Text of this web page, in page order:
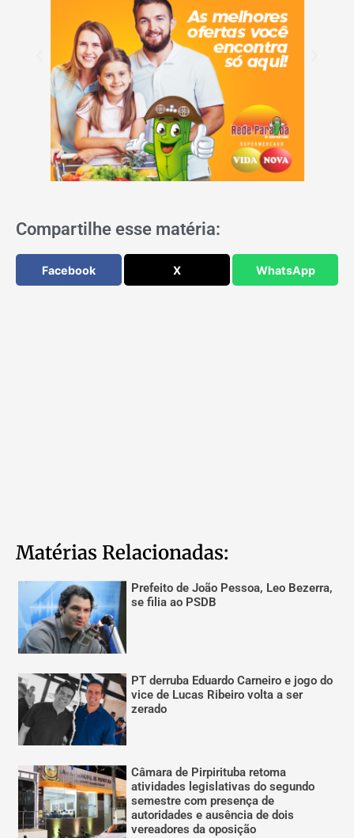
Compartilhe esse matéria:
Facebook X WhatsApp
Matérias Relacionadas:
Prefeito de João Pessoa, Leo Bezerra,
se filia ao PSDB
PT derruba Eduardo Carneiro e jogo do
vice de Lucas Ribeiro volta a ser
zerado
Câmara de Pirpirituba retoma
atividades legislativas do segundo
semestre com presença de
autoridades e ausência de dois
vereadores da oposição